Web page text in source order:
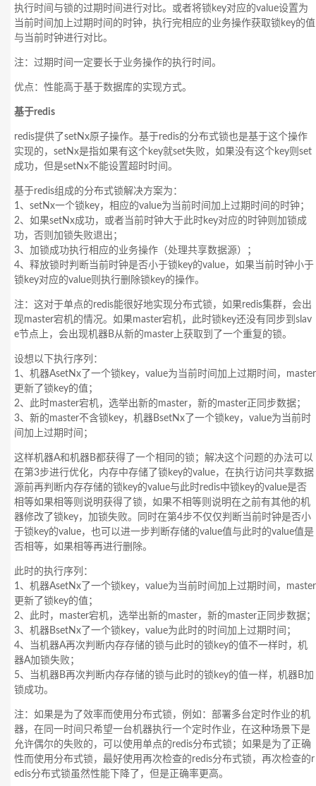
执行时间与锁的过期时间进行对比。或者将锁key对应的value设置为
当前时间加上过期时间的时钟，执行完相应的业务操作获取锁key的值
与当前时钟进行对比。
注：过期时间一定要长于业务操作的执行时间。
优点：性能高于基于数据库的实现方式。
基于redis
redis提供了setNx原子操作。基于redis的分布式锁也是基于这个操作
实现的，setNx是指如果有这个key就set失败，如果没有这个key则set
成功，但是setNx不能设置超时时间。
基于redis组成的分布式锁解决方案为：
1、setNx一个锁key，相应的value为当前时间加上过期时间的时钟；
2、如果setNx成功，或者当前时钟大于此时key对应的时钟则加锁成
功，否则加锁失败退出；
3、加锁成功执行相应的业务操作（处理共享数据源）；
4、释放锁时判断当前时钟是否小于锁key的value，如果当前时钟小于
锁key对应的value则执行删除锁key的操作。
注：这对于单点的redis能很好地实现分布式锁，如果redis集群，会出
现master宕机的情况。如果master宕机，此时锁key还没有同步到slav
e节点上，会出现机器B从新的master上获取到了一个重复的锁。
设想以下执行序列：
1、机器AsetNx了一个锁key，value为当前时间加上过期时间，master
更新了锁key的值；
2、此时master宕机，选举出新的master，新的master正同步数据；
3、新的master不含锁key，机器BsetNx了一个锁key，value为当前时
间加上过期时间；
这样机器A和机器B都获得了一个相同的锁；解决这个问题的办法可以
在第3步进行优化，内存中存储了锁key的value，在执行访问共享数据
源前再判断内存存储的锁key的value与此时redis中锁key的value是否
相等如果相等则说明获得了锁，如果不相等则说明在之前有其他的机
器修改了锁key，加锁失败。同时在第4步不仅仅判断当前时钟是否小
于锁key的value，也可以进一步判断存储的value值与此时的value值是
否相等，如果相等再进行删除。
此时的执行序列：
1、机器AsetNx了一个锁key，value为当前时间加上过期时间，master
更新了锁key的值；
2、此时，master宕机，选举出新的master，新的master正同步数据；
3、机器BsetNx了一个锁key，value为此时的时间加上过期时间；
4、当机器A再次判断内存存储的锁与此时的锁key的值不一样时，机
器A加锁失败；
5、当机器B再次判断内存存储的锁与此时的锁key的值一样，机器B加
锁成功。
注：如果是为了效率而使用分布式锁，例如：部署多台定时作业的机
器，在同一时间只希望一台机器执行一个定时作业，在这种场景下是
允许偶尔的失败的，可以使用单点的redis分布式锁；如果是为了正确
性而使用分布式锁，最好使用再次检查的redis分布式锁，再次检查的r
edis分布式锁虽然性能下降了，但是正确率更高。